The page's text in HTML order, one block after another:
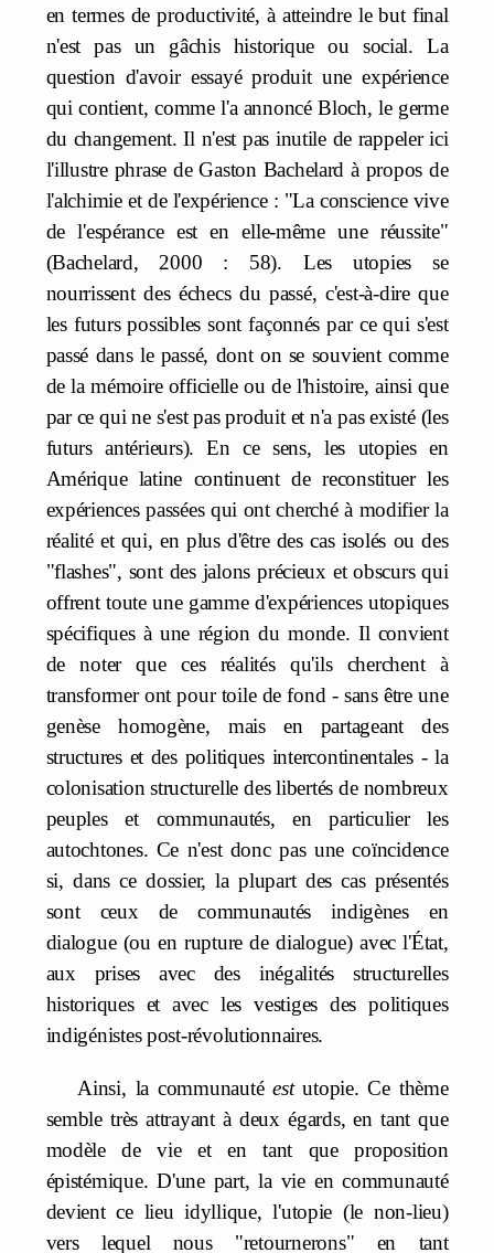
en termes de productivité, à atteindre le but final
n'est pas un gâchis historique ou social. La
question d'avoir essayé produit une expérience
qui contient, comme l'a annoncé Bloch, le germe
du changement. Il n'est pas inutile de rappeler ici
l'illustre phrase de Gaston Bachelard à propos de
l'alchimie et de l'expérience : "La conscience vive
de l'espérance est en elle-même une réussite"
(Bachelard, 2000 : 58). Les utopies se
nourrissent des échecs du passé, c'est-à-dire que
les futurs possibles sont façonnés par ce qui s'est
passé dans le passé, dont on se souvient comme
de la mémoire officielle ou de l'histoire, ainsi que
par ce qui ne s'est pas produit et n'a pas existé (les
futurs antérieurs). En ce sens, les utopies en
Amérique latine continuent de reconstituer les
expériences passées qui ont cherché à modifier la
réalité et qui, en plus d'être des cas isolés ou des
"flashes", sont des jalons précieux et obscurs qui
offrent toute une gamme d'expériences utopiques
spécifiques à une région du monde. Il convient
de noter que ces réalités qu'ils cherchent à
transformer ont pour toile de fond - sans être une
genèse homogène, mais en partageant des
structures et des politiques intercontinentales - la
colonisation structurelle des libertés de nombreux
peuples et communautés, en particulier les
autochtones. Ce n'est donc pas une coïncidence
si, dans ce dossier, la plupart des cas présentés
sont ceux de communautés indigènes en
dialogue (ou en rupture de dialogue) avec l'État,
aux prises avec des inégalités structurelles
historiques et avec les vestiges des politiques
indigénistes post-révolutionnaires.
Ainsi, la communautéestutopie. Ce thème
semble très attrayant à deux égards, en tant que
modèle de vie et en tant que proposition
épistémique. D'une part, la vie en communauté
devient ce lieu idyllique, l'utopie (le non-lieu)
vers lequel nous "retournerons" en tant